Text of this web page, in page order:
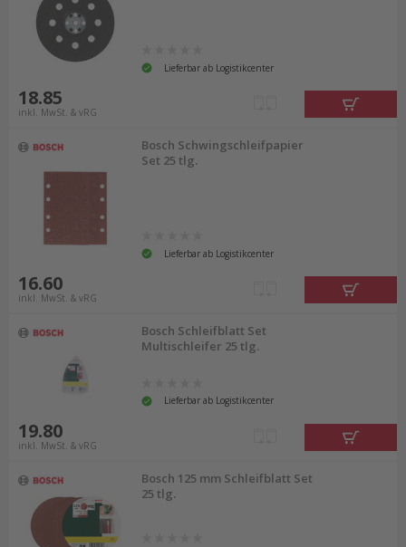
Lieferbar ab Logistikcenter
18.85
inkl. MwSt. & vRG
Bosch Schwingschleifpapier
Set 25 tlg.
Lieferbar ab Logistikcenter
16.60
inkl. MwSt. & vRG
Bosch Schleifblatt Set
Multischleifer 25 tlg.
Lieferbar ab Logistikcenter
19.80
inkl. MwSt. & vRG
Bosch 125 mm Schleifblatt Set
25 tlg.